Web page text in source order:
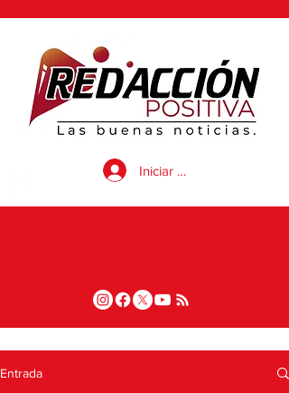
Iniciar sesión
Entrada